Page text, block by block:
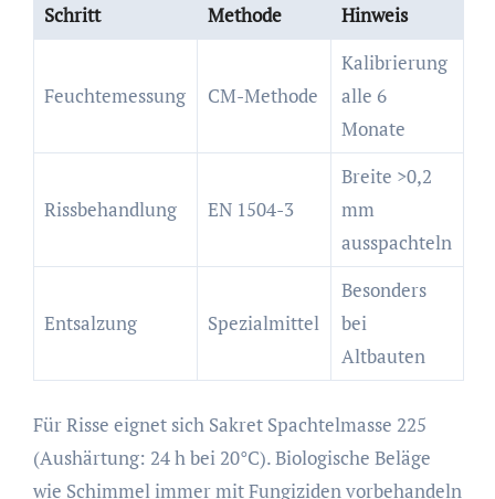
Schritt Methode Hinweis
Feuchtemessung CM-Methode
Kalibrierung
alle 6
Monate
Rissbehandlung EN 1504-3
Breite >0,2
mm
ausspachteln
Entsalzung Spezialmittel
Besonders
bei
Altbauten
Für Risse eignet sich Sakret Spachtelmasse 225
(Aushärtung: 24 h bei 20°C). Biologische Beläge
wie Schimmel immer mit Fungiziden vorbehandeln